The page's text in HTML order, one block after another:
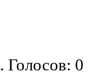
. Голосов: 0